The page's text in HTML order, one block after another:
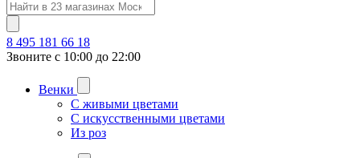
8 495 181 66 18
Звоните с 10:00 до 22:00
Венки
С живыми цветами
С искусственными цветами
Из роз